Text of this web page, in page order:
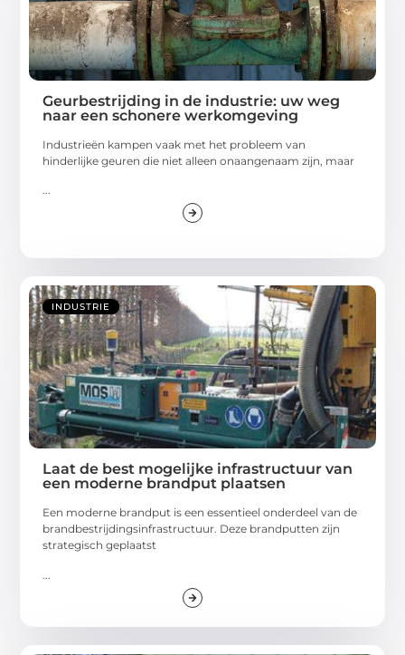
Geurbestrijding in de industrie: uw weg
naar een schonere werkomgeving
Industrieën kampen vaak met het probleem van
hinderlijke geuren die niet alleen onaangenaam zijn, maar
...
INDUSTRIE
Laat de best mogelijke infrastructuur van
een moderne brandput plaatsen
Een moderne brandput is een essentieel onderdeel van de
brandbestrijdingsinfrastructuur. Deze brandputten zijn
strategisch geplaatst